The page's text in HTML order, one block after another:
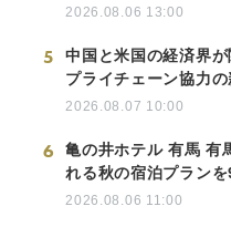
2026.08.06 13:00
5
中国と米国の経済界
プライチェーン協力
2026.08.07 10:00
6
亀の井ホテル 有馬 有
れる秋の宿泊プラン
2026.08.06 11:00